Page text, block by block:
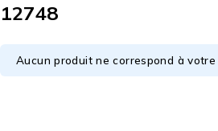
12748
Aucun produit ne correspond à votre